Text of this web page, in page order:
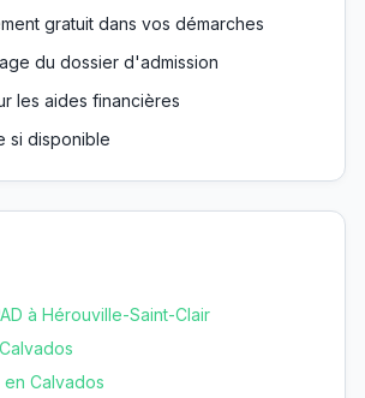
gratuit dans vos démarches
du dossier d'admission
les aides financières
si disponible
à Hérouville-Saint-Clair
Calvados
en Calvados